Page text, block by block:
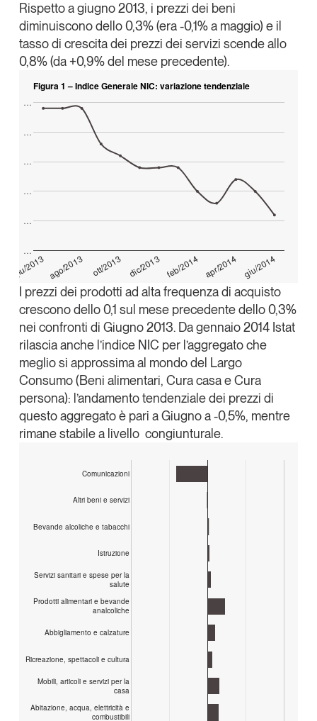
Chi siamo
Newsletter
Contatti
Tendenze Journal
La nostra newsletter nella tua email
Un anno di
Tendenze2026
Leggi il magazine
Tendenze è il magazine di GS1 Italy che racconta in
modo indipendente il cambiamento e le sfide del largo
consumo e dell’economia a professionisti e
GS1 Italy GS1 Italy
Tendenze
Rispetto a giugno 2013, i prezzi dei beni
diminuiscono dello 0,3% (era -0,1% a maggio) e il
tasso di crescita dei prezzi dei servizi scende allo
0,8% (da +0,9% del mese precedente).
Figura 1 – Indice Generale NIC: variazione tendenziale
giu/2013 ago/2013 ott/2013 dic/2013 feb/2014 apr/2014 giu/2014
…
…
…
…
…
…
I prezzi dei prodotti ad alta frequenza di acquisto
crescono dello 0,1 sul mese precedente dello 0,3%
nei confronti di Giugno 2013. Da gennaio 2014 Istat
rilascia anche l’indice NIC per l’aggregato che
meglio si approssima al mondo del Largo
Consumo (Beni alimentari, Cura casa e Cura
persona): l’andamento tendenziale dei prezzi di
questo aggregato è pari a Giugno a -0,5%, mentre
rimane stabile a livello congiunturale.
Comunicazioni
Altri beni e servizi
Bevande alcoliche e tabacchi
Istruzione
Servizi sanitari e spese per la
salute
Prodotti alimentari e bevande
analcoliche
Abbigliamento e calzature
Ricreazione, spettacoli e cultura
Mobili, articoli e servizi per la
casa
Abitazione, acqua, elettricità e
combustibili